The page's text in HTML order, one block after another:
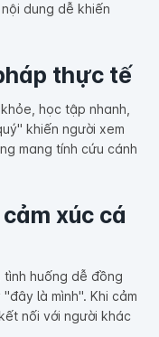
dung dễ khiến
thực tế
học tập nhanh,
khiến người xem
mang tính cứu cánh
xúc cá
tình huống dễ đồng
là mình". Khi cảm
nối với người khác